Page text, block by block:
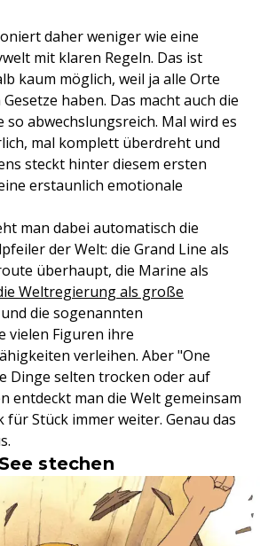
daher weniger wie eine
mit klaren Regeln. Das ist
kaum möglich, weil ja alle Orte
haben. Das macht auch die
so abwechslungsreich. Mal wird es
mal komplett überdreht und
steckt hinter diesem ersten
erstaunlich emotionale
man dabei automatisch die
der Welt: die Grand Line als
überhaupt, die Marine als
Weltregierung als große
und die sogenannten
vielen Figuren ihre
verleihen. Aber "One
Dinge selten trocken oder auf
entdeckt man die Welt gemeinsam
für Stück immer weiter. Genau das
stechen